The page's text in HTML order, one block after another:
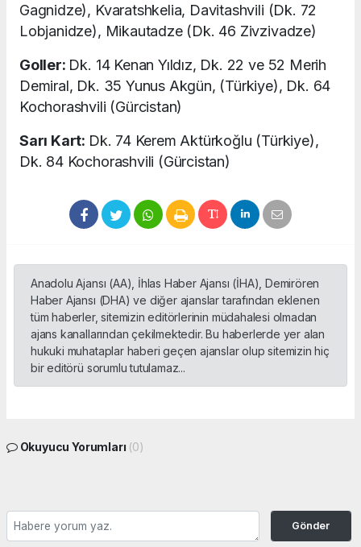
Gagnidze), Kvaratshkelia, Davitashvili (Dk. 72
Lobjanidze), Mikautadze (Dk. 46 Zivzivadze)
Goller: Dk. 14 Kenan Yıldız, Dk. 22 ve 52 Merih
Demiral, Dk. 35 Yunus Akgün, (Türkiye), Dk. 64
Kochorashvili (Gürcistan)
Sarı Kart: Dk. 74 Kerem Aktürkoğlu (Türkiye),
Dk. 84 Kochorashvili (Gürcistan)
Anadolu Ajansı (AA), İhlas Haber Ajansı (İHA), Demirören
Haber Ajansı (DHA) ve diğer ajanslar tarafından eklenen
tüm haberler, sitemizin editörlerinin müdahalesi olmadan
ajans kanallarından çekilmektedir. Bu haberlerde yer alan
hukuki muhataplar haberi geçen ajanslar olup sitemizin hiç
bir editörü sorumlu tutulamaz...
Okuyucu Yorumları (0)
Gönder